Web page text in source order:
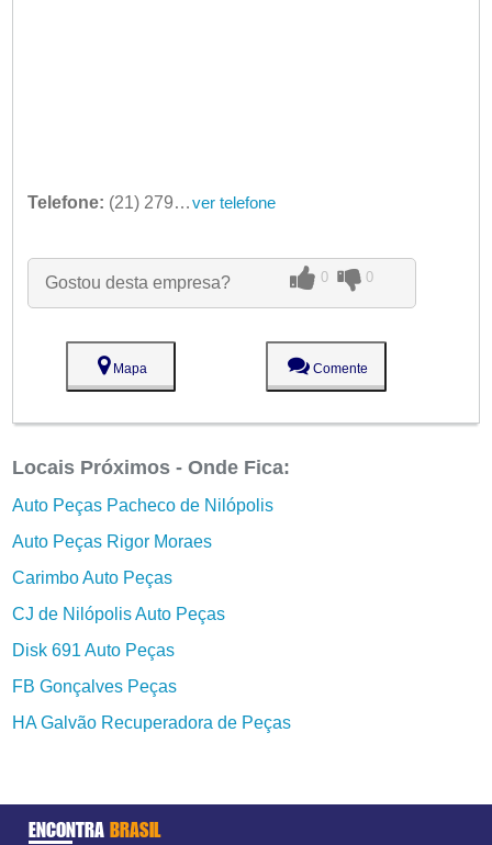
Telefone: (21) 2791-1864 ver telefone
Gostou desta empresa? 0 0
Mapa Comente
Locais Próximos - Onde Fica:
Auto Peças Pacheco de Nilópolis
Auto Peças Rigor Moraes
Carimbo Auto Peças
CJ de Nilópolis Auto Peças
Disk 691 Auto Peças
FB Gonçalves Peças
HA Galvão Recuperadora de Peças
ENCONTRA BRASIL